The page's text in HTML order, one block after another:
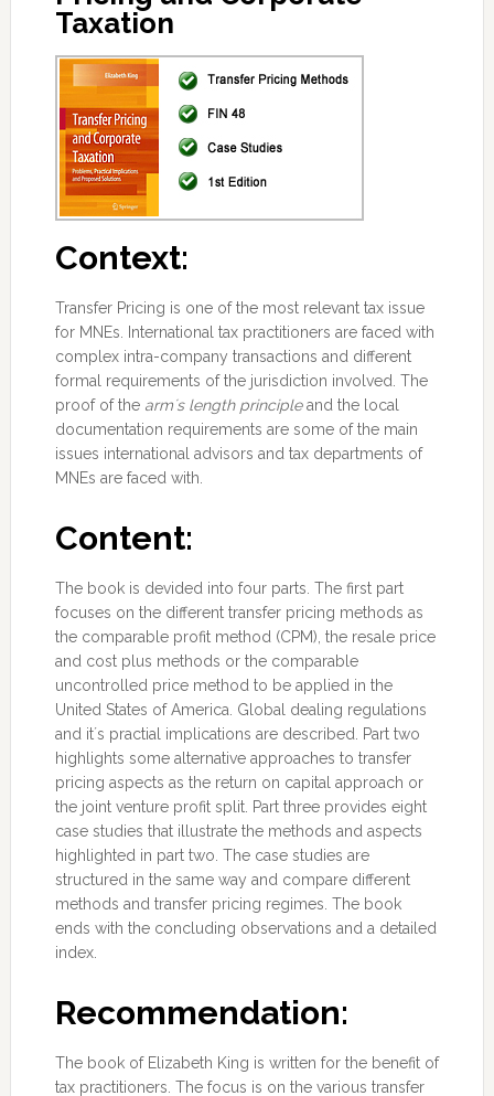
Taxation
Context:
Transfer Pricing is one of the most relevant tax issue
for MNEs. International tax practitioners are faced with
complex intra-company transactions and different
formal requirements of the jurisdiction involved. The
proof of the arm´s length principleand the local
documentation requirements are some of the main
issues international advisors and tax departments of
MNEs are faced with.
Content:
The book is devided into four parts. The first part
focuses on the different transfer pricing methods as
the comparable profit method (CPM), the resale price
and cost plus methods or the comparable
uncontrolled price method to be applied in the
United States of America. Global dealing regulations
and it´s practial implications are described. Part two
highlights some alternative approaches to transfer
pricing aspects as the return on capital approach or
the joint venture profit split. Part three provides eight
case studies that illustrate the methods and aspects
highlighted in part two. The case studies are
structured in the same way and compare different
methods and transfer pricing regimes. The book
ends with the concluding observations and a detailed
index.
Recommendation:
The book of Elizabeth King is written for the benefit of
tax practitioners. The focus is on the various transfer